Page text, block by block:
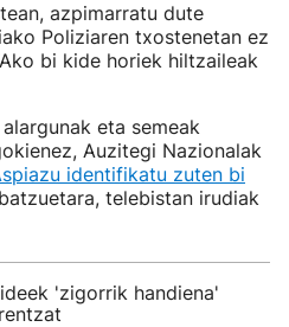
azpimarratu dute
Poliziaren txostenetan ez
bi kide horiek hiltzaileak
eta semeak
Auzitegi Nazionalak
identifikatu zuten bi
telebistan irudiak
'zigorrik handiena'